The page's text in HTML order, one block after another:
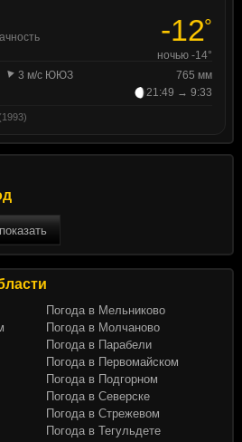
-12°
ночью -14°
3 м/с ЮЮЗ
765 мм
21:49 → 9:33
показать
Погода в Мельниково
Погода в Молчаново
Погода в Парабели
Погода в Первомайском
Погода в Подгорном
Погода в Северске
Погода в Стрежевом
Погода в Тегульдете